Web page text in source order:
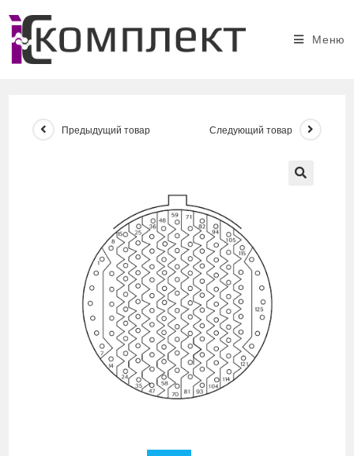
содержимому
Меню
Предыдущий товар Следующий товар